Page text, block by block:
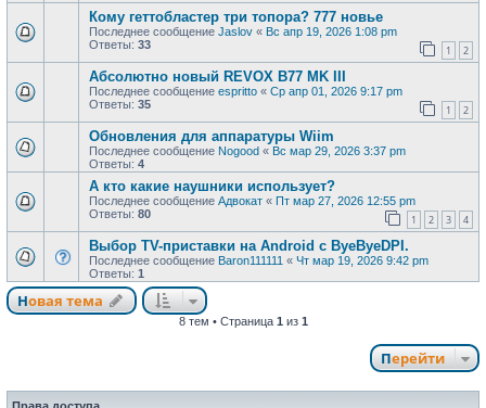
Кому геттобластер три топора? 777 новье
Последнее сообщение Jaslov « Вс апр 19, 2026 1:08 pm
Ответы: 33 1 2
Абсолютно новый REVOX B77 MK III
Последнее сообщение espritto « Ср апр 01, 2026 9:17 pm
Ответы: 35 1 2
Обновления для аппаратуры Wiim
Последнее сообщение Nogood « Вс мар 29, 2026 3:37 pm
Ответы: 4
А кто какие наушники использует?
Последнее сообщение Адвокат « Пт мар 27, 2026 12:55 pm
Ответы: 80 1 2 3 4
Выбор TV-приставки на Android с ByeByeDPI.
Последнее сообщение Baron111111 « Чт мар 19, 2026 9:42 pm
Ответы: 1
Новая тема
8 тем • Страница 1 из 1
Перейти